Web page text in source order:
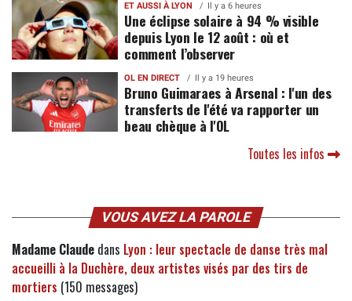
ET AUSSI À LYON Il y a 6 heures
Une éclipse solaire à 94 % visible
depuis Lyon le 12 août : où et
comment l’observer
OL EN DIRECT Il y a 19 heures
Bruno Guimaraes à Arsenal : l'un des
transferts de l'été va rapporter un
beau chèque à l'OL
Toutes les infos
VOUS AVEZ LA PAROLE
Madame Claude dans Lyon : leur spectacle de danse très mal
accueilli à la Duchère, deux artistes visés par des tirs de
mortiers (150 messages)